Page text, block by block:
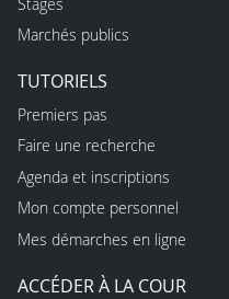
Marchés publics
TUTORIELS
Premiers pas
Faire une recherche
Agenda et inscriptions
Mon compte personnel
Mes démarches en ligne
ACCÉDER À LA COUR